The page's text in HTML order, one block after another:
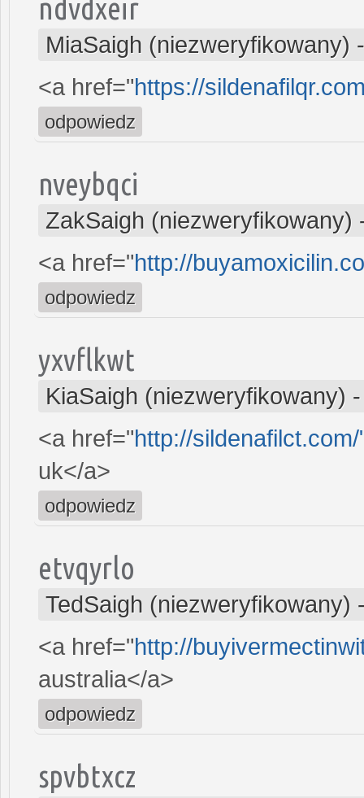
ndvdxeir
MiaSaigh (niezweryfikowany)
<a href="https://
odpowiedz
nveybqci
ZakSaigh (niezweryfikowany)
<a href="http://
odpowiedz
yxvflkwt
KiaSaigh (niezweryfikowany)
<a href="http://
uk</a>
odpowiedz
etvqyrlo
TedSaigh (niezweryfikowany)
<a href="http://
australia</a>
odpowiedz
spvbtxcz